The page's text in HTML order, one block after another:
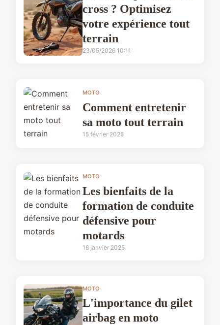
cross ? Optimisez
votre expérience tout
terrain
23/05/2026 10:11
MOTO
Comment entretenir
sa moto tout terrain
15 février 2025
MOTO
Les bienfaits de la
formation de conduite
défensive pour
motards
16 janvier 2025
MOTO
L'importance du gilet
airbag en moto